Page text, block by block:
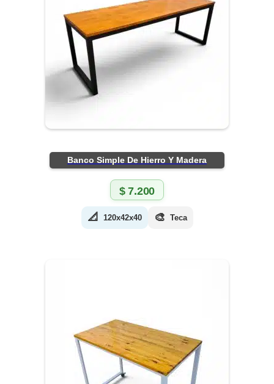
Banco Simple De Hierro Y Madera
$7.200
📐 120x42x40 🎨 Teca